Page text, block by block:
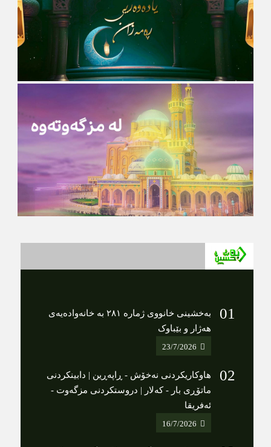
بەخشینی خانووی ژمارە ٢٨١ بە خانەوادەیەی
هەژار و بێباوک
23/7/2026
هاوکاریکردنى نەخۆش - ڕاپەڕین | دابینکردنی
ماتۆڕی بار - کەلار | دروستکردنی مزگەوت -
ئەفریقا
16/7/2026